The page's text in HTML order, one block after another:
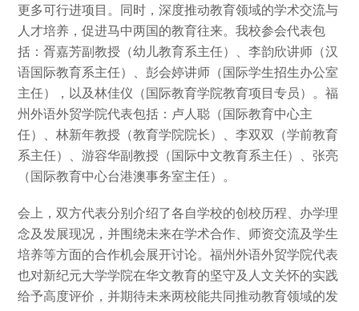
更多可行进项目。同时，深度推动教育领域的学术交流与
人才培养，促进马中两国的教育往来。我校参会代表包
括：胥嘉芳副教授（幼儿教育系主任）、李韵欣讲师（汉
语国际教育系主任）、彭会婷讲师（国际学生招生办公室
主任），以及林佳仪（国际教育学院教育项目专员）。福
州外语外贸学院代表包括：卢人聪（国际教育中心主
任）、林新年教授（教育学院院长）、李双双（学前教育
系主任）、游容华副教授（国际中文教育系主任）、张亮
（国际教育中心台港澳事务室主任）。
会上，双方代表分别介绍了各自学校的创校历程、办学理
念及发展现况，并围绕未来在学术合作、师资交流及学生
培养等方面的合作机会展开讨论。福州外语外贸学院代表
也对新纪元大学学院在华文教育的坚守及人文关怀的实践
给予高度评价，并期待未来两校能共同推动教育领域的发